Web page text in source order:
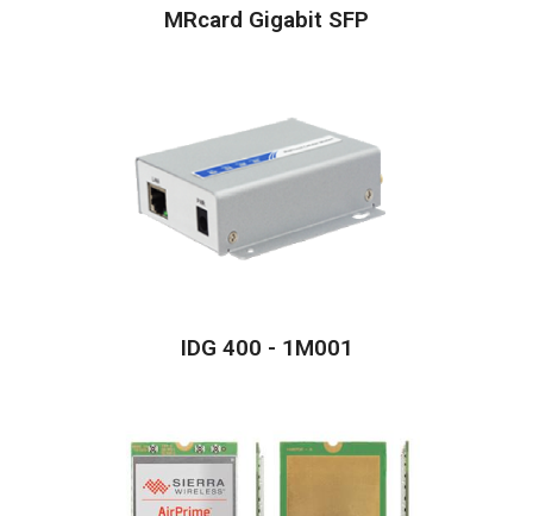
MRcard Gigabit SFP
IDG 400 - 1M001